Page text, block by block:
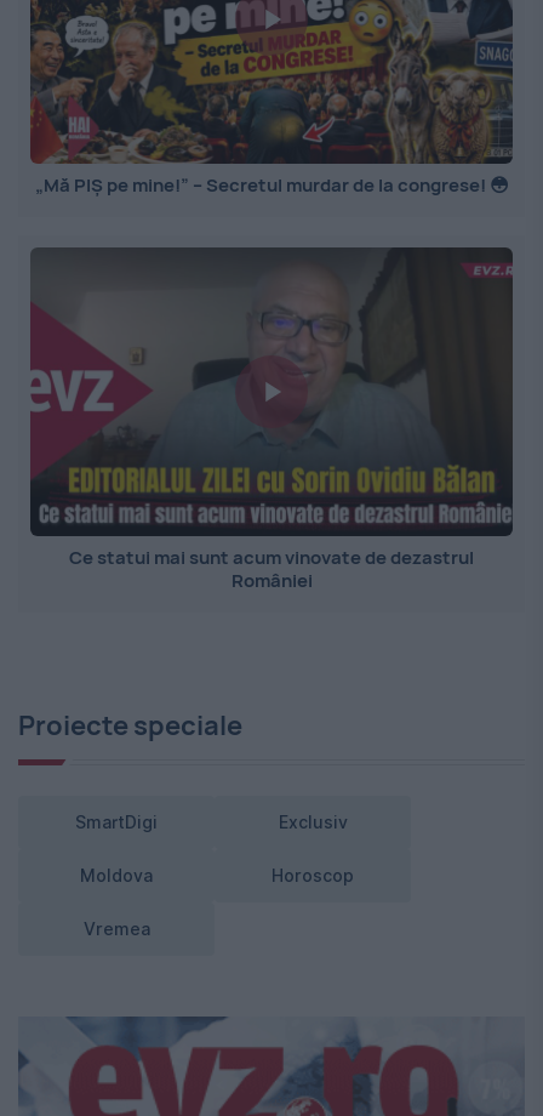
„Mă PIȘ pe mine!” – Secretul murdar de la congrese! 😳
Ce statui mai sunt acum vinovate de dezastrul
României
Proiecte speciale
SmartDigi Exclusiv
Moldova Horoscop
Vremea